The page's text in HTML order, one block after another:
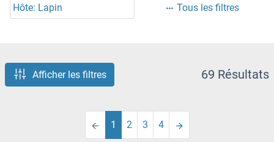
Hôte: Lapin Tous les filtres
Afficher les filtres 69 Résultats
1 2 3 4